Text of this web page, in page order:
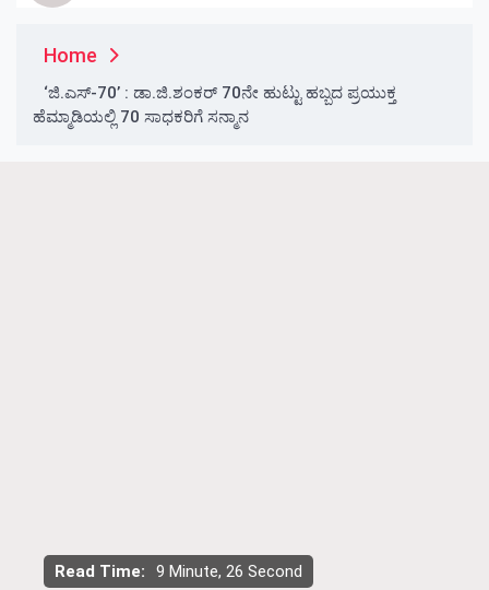
Home
‘ಜಿ.ಎಸ್-70’ : ಡಾ.ಜಿ.ಶಂಕರ್ 70ನೇ ಹುಟ್ಟು ಹಬ್ಬದ ಪ್ರಯುಕ್ತ
ಹೆಮ್ಮಾಡಿಯಲ್ಲಿ 70 ಸಾಧಕರಿಗೆ ಸನ್ಮಾನ
Read Time: 9 Minute, 26 Second